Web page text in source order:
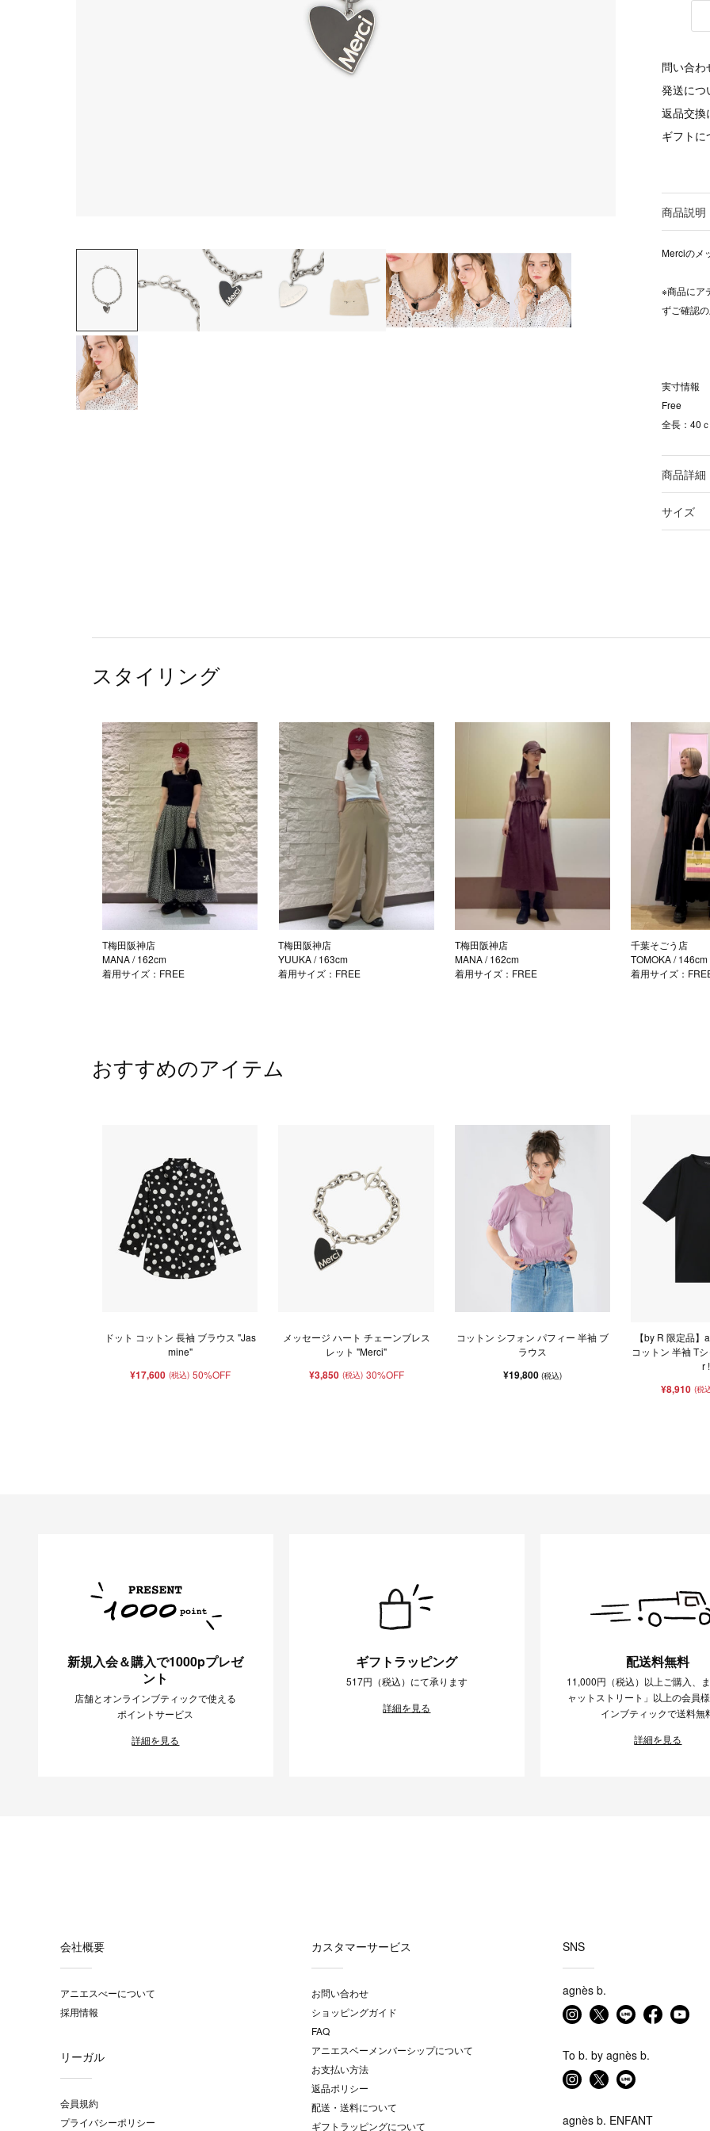
問い合わ
発送につ
返品交換
ギフトに
商品説明
Merciのメ
※商品にア
ずご確認
実寸情報
Free
全長：40
商品詳細
サイズ
スタイリング
T梅田阪神店
MANA/ 162cm
着用サイズ：FREE
T梅田阪神店
YUUKA/ 163cm
着用サイズ：FREE
T梅田阪神店
MANA/ 162cm
着用サイズ：FREE
千葉そごう店
TOMOKA/ 146cm
着用サイズ：
おすすめのアイテム
ドット コットン 長袖 ブラウス "Jas
mine"
¥17,600 (税込) 50%OFF
メッセージ ハート チェーンブレス
レット "Merci"
¥3,850 (税込) 30%OFF
コットン シフォン パフィー 半袖 ブ
ラウス
¥19,800 (税込)
【by R 限定品
コットン 半袖 T
r
¥8,910 (税
新規入会＆購入で1000pプレゼ
ント
店舗とオンラインブティックで使える
ポイントサービス
詳細を見る
ギフトラッピング
517円（税込）にて承ります
詳細を見る
配送料無料
11,000円（税込）以上ご購入、
ャットストリート」以上の会員
インブティックで送料無
詳細を見る
会社概要
アニエスべーについて
採用情報
リーガル
会員規約
プライバシーポリシー
カスタマーサービス
お問い合わせ
ショッピングガイド
FAQ
アニエスベーメンバーシップについて
お支払い方法
返品ポリシー
配送・送料について
ギフトラッピングについて
SNS
agnès b.
To b. by agnès b.
agnès b. ENFANT